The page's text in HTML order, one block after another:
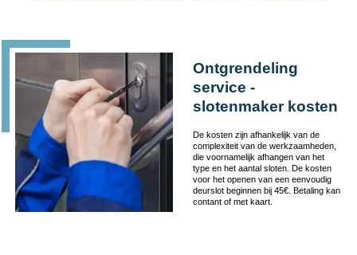
Ontgrendeling
service -
slotenmaker kosten
De kosten zijn afhankelijk van de
complexiteit van de werkzaamheden,
die voornamelijk afhangen van het
type en het aantal sloten. De kosten
voor het openen van een eenvoudig
deurslot beginnen bij 45€. Betaling kan
contant of met kaart.